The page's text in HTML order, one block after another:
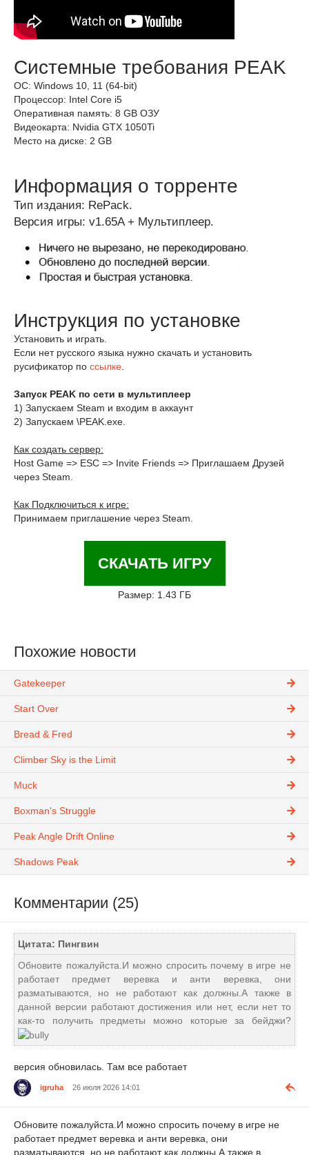
Системные требования PEAK
ОС: Windows 10, 11 (64-bit)
Процессор: Intel Core i5
Оперативная память: 8 GB ОЗУ
Видеокарта: Nvidia GTX 1050Ti
Место на диске: 2 GB
Информация о торренте
Тип издания: RePack.
Версия игры: v1.65A + Мультиплеер.
Инструкция по установке
Установить и играть.
Если нет русского языка нужно скачать и установить
русификатор по ссылке.
Запуск PEAK по сети в мультиплеер
1) Запускаем Steam и входим в аккаунт
2) Запускаем \PEAK.exe.
Как создать сервер:
Host Game => ESC => Invite Friends => Приглашаем Друзей
через Steam.
Как Подключиться к игре:
Принимаем приглашение через Steam.
СКАЧАТЬ ИГРУ
Размер: 1.43 ГБ
Похожие новости
Gatekeeper
Start Over
Bread & Fred
Climber Sky is the Limit
Muck
Boxman's Struggle
Peak Angle Drift Online
Shadows Peak
Комментарии (25)
Цитата: Пингвин
Обновите пожалуйста.И можно спросить почему в игре не
работает предмет веревка и анти веревка, они
разматываются, но не работают как должны.А также в
данной версии работают достижения или нет, если нет то
как-то получить предметы можно которые за бейджи?
версия обновилась. Там все работает
igruha 26 июля 2026 14:01
Обновите пожалуйста.И можно спросить почему в игре не
работает предмет веревка и анти веревка, они
разматываются, но не работают как должны.А также в